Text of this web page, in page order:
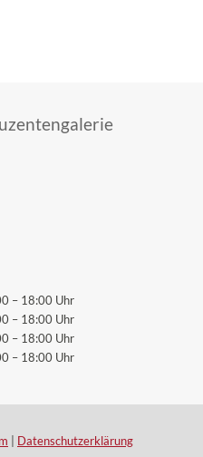
– 18:00 Uhr
– 18:00 Uhr
– 18:00 Uhr
– 18:00 Uhr
Datenschutzerklärung